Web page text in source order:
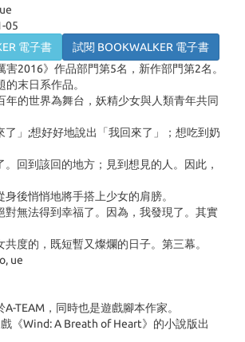
05
電子書
試閱 BOOKWALKER 電子書
2016》作品部門第5名，新作部門第2名。
末日系作品。
的世界為舞台，妖精少女與人類青年共同
了」;想好好地說出「我回來了」；想吃到奶
回到該回的地方；見到想見的人。因此，
後悄悄地將手搭上少女的肩膀。
對無法得到幸福了。因為，我發現了。其實
度的，既短暫又燦爛的日子。第三幕。
ue
TEAM，同時也是遊戲腳本作家。
《Wind: A Breath of Heart》的小說版出